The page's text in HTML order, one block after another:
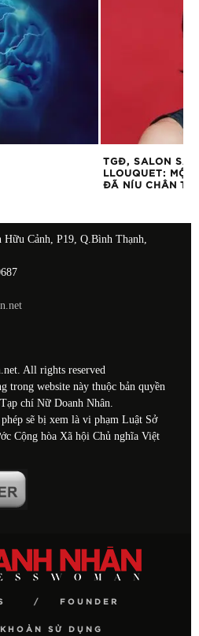
TGĐ, SALON
LLOUQUET:
ĐÃ NÍU CHÂN TÔI
Hữu Cảnh, P19, Q.Bình Thạnh,
All rights reserved
trong website này thuộc bản quyền
chí Nữ Doanh Nhân.
sẽ bị xem là vi phạm Luật Sở
Cộng hòa Xã hội Chủ nghĩa Việt
FOUNDER
SỬ DỤNG